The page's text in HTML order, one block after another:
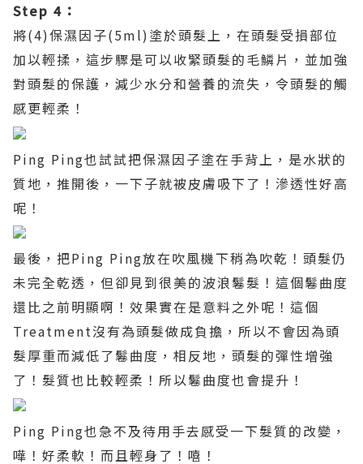
Step 4 ：
將(4)保濕因子(5ml)塗於頭髮上，在頭髮受損部位
加以輕揉，這步驟是可以收緊頭髮的毛鱗片，並加強
對頭髮的保護，減少水分和營養的流失，令頭髮的觸
感更輕柔！
Ping Ping也試試把保濕因子塗在手背上，是水狀的
質地，推開後，一下子就被皮膚吸下了！滲透性好高
呢！
最後，把Ping Ping放在吹風機下稍為吹乾！頭髮仍
未完全乾透，但卻見到很美的波浪鬈髮！這個鬈曲度
還比之前明顯啊！效果實在是意料之外呢！這個
Treatment沒有為頭髮做成負擔，所以不會因為頭
髮厚重而減低了鬈曲度，相反地，頭髮的彈性增強
了！髮質也比較輕柔！所以鬈曲度也會提升！
Ping Ping也急不及待用手去感受一下髮質的改變，
嘩！好柔軟！而且輕身了！嘻！